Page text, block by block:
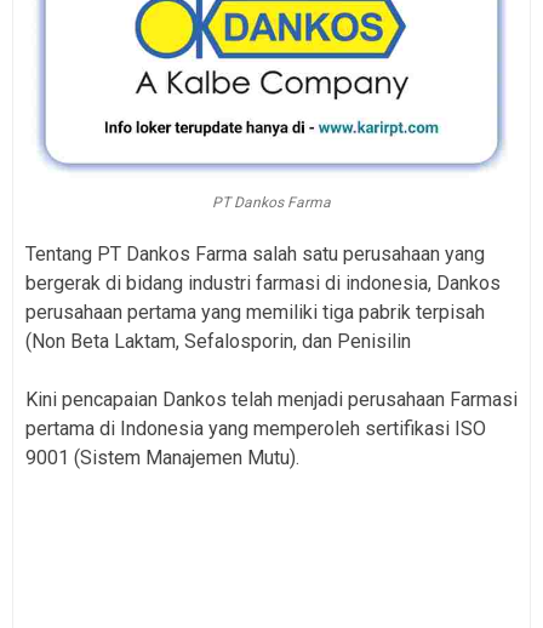
PT Dankos Farma
Tentang PT Dankos Farma salah satu perusahaan yang
bergerak di bidang industri farmasi di indonesia, Dankos
perusahaan pertama yang memiliki tiga pabrik terpisah
(Non Beta Laktam, Sefalosporin, dan Penisilin
Kini pencapaian Dankos telah menjadi perusahaan Farmasi
pertama di Indonesia yang memperoleh sertifikasi ISO
9001 (Sistem Manajemen Mutu).